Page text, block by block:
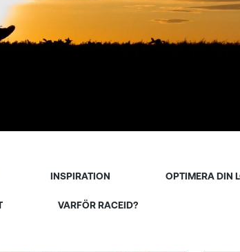
INSPIRATION OPTIMERA DIN
VARFÖR RACEID?